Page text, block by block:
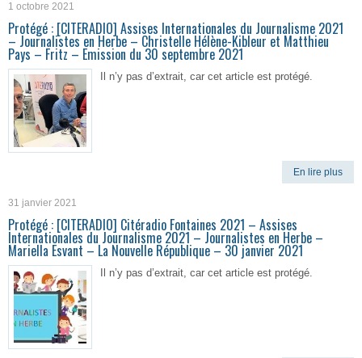
1 octobre 2021
Protégé : [CITERADIO] Assises Internationales du Journalisme 2021
– Journalistes en Herbe – Christelle Hélène-Kibleur et Matthieu
Pays – Fritz – Emission du 30 septembre 2021
Il n’y pas d’extrait, car cet article est protégé.
En lire plus
31 janvier 2021
Protégé : [CITERADIO] Citéradio Fontaines 2021 – Assises
Internationales du Journalisme 2021 – Journalistes en Herbe –
Mariella Esvant – La Nouvelle République – 30 janvier 2021
Il n’y pas d’extrait, car cet article est protégé.